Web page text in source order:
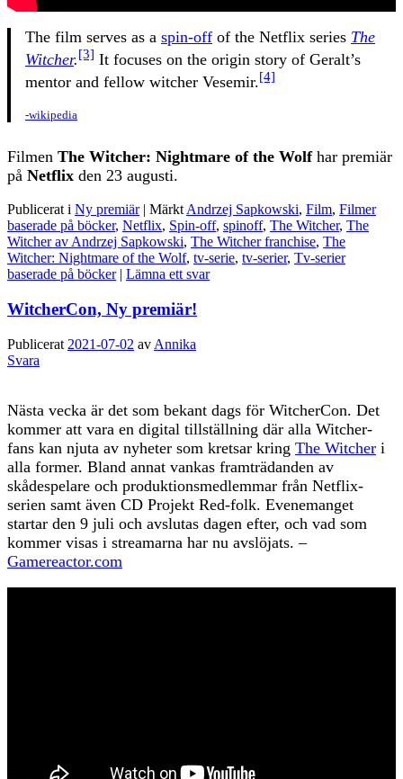
The film serves as a spin-off of the Netflix series The
Witcher.[3] It focuses on the origin story of Geralt’s
mentor and fellow witcher Vesemir.[4]
-wikipedia
Filmen The Witcher: Nightmare of the Wolfhar premiär
på Netflix den 23 augusti.
Publicerat i Ny premiär | Märkt Andrzej Sapkowski, Film, Filmer
baserade på böcker, Netflix, Spin-off, spinoff, The Witcher, The
Witcher av Andrzej Sapkowski, The Witcher franchise, The
Witcher: Nightmare of the Wolf, tv-serie, tv-serier, Tv-serier
baserade på böcker | Lämna ett svar
WitcherCon, Ny premiär!
Publicerat 2021-07-02 av Annika
Svara
Nästa vecka är det som bekant dags för WitcherCon. Det
kommer att vara en digital tillställning där alla Witcher-
fans kan njuta av nyheter som kretsar kring The Witcher i
alla former. Bland annat vankas framträdanden av
skådespelare och produktionsmedlemmar från Netflix-
serien samt även CD Projekt Red-folk. Evenemanget
startar den 9 juli och avslutas dagen efter, och vad som
kommer visas i streamarna har nu avslöjats. –
Gamereactor.com